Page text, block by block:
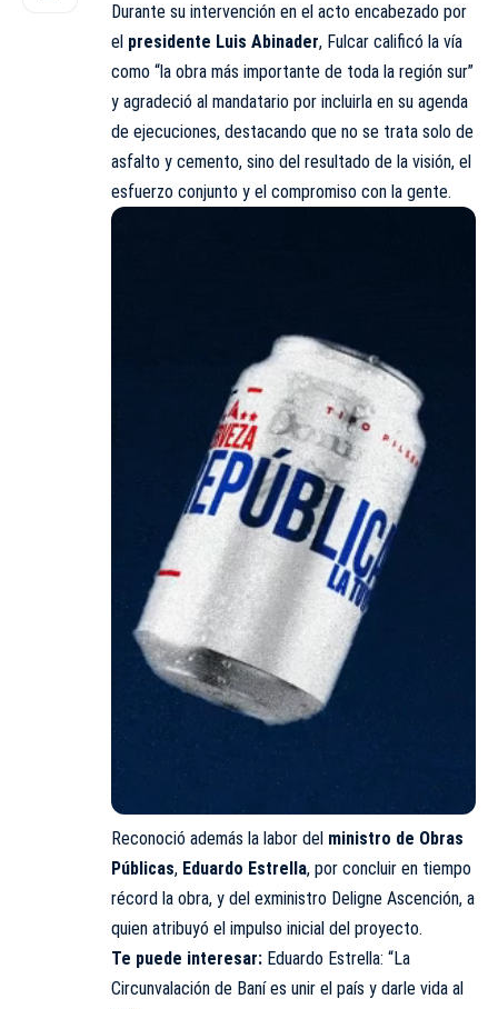
Durante su intervención en el acto encabezado por
el presidente Luis Abinader, Fulcar calificó la vía
como “la obra más importante de toda la región sur”
y agradeció al mandatario por incluirla en su agenda
de ejecuciones, destacando que no se trata solo de
asfalto y cemento, sino del resultado de la visión, el
esfuerzo conjunto y el compromiso con la gente.
Reconoció además la labor del ministro de Obras
Públicas, Eduardo Estrella, por concluir en tiempo
récord la obra, y del exministro Deligne Ascención, a
quien atribuyó el impulso inicial del proyecto.
Te puede interesar: Eduardo Estrella: “La
Circunvalación de Baní es unir el país y darle vida al